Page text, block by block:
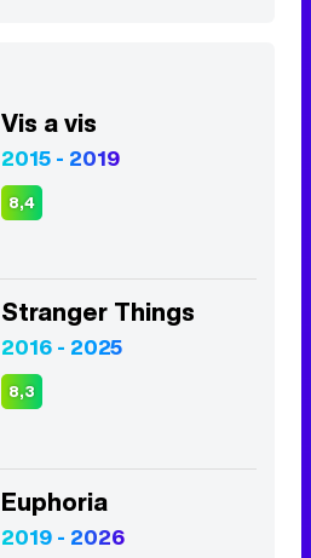
Vis a vis
2015 - 2019
8,4
Stranger Things
2016 - 2025
8,3
Euphoria
2019 - 2026